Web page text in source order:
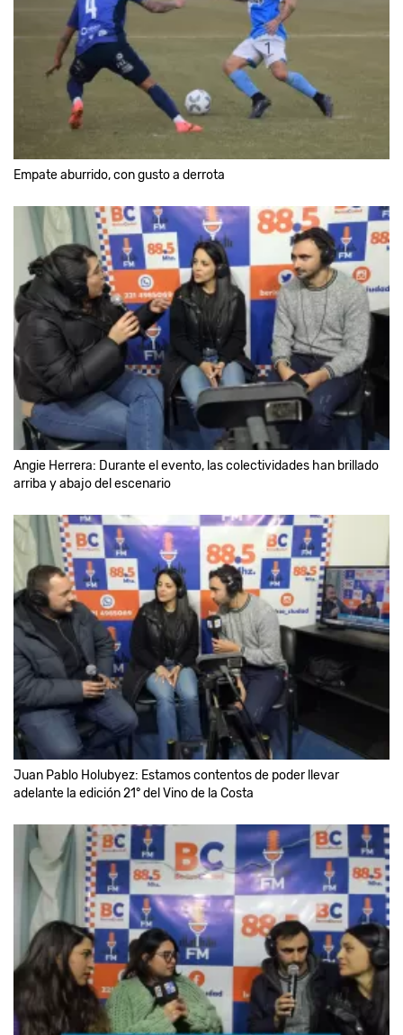
Empate aburrido, con gusto a derrota
Angie Herrera: Durante el evento, las colectividades han brillado
arriba y abajo del escenario
Juan Pablo Holubyez: Estamos contentos de poder llevar
adelante la edición 21° del Vino de la Costa